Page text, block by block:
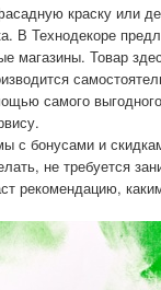
краску или
В Технодекоре
магазины. Товар
самого
с бонусами и
не требуется
рекомендацию,